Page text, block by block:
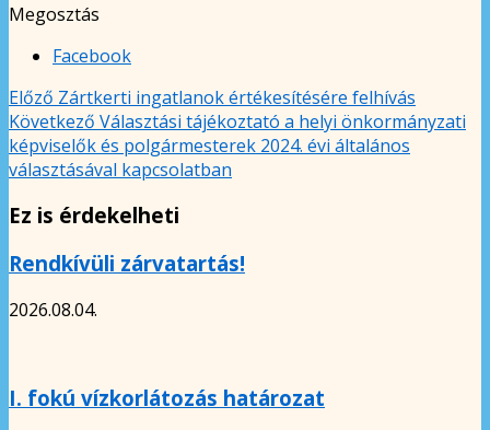
Megosztás
Facebook
Előző Zártkerti ingatlanok értékesítésére felhívás
Következő Választási tájékoztató a helyi önkormányzati
képviselők és polgármesterek 2024. évi általános
választásával kapcsolatban
Ez is érdekelheti
Rendkívüli zárvatartás!
2026.08.04.
I. fokú vízkorlátozás határozat